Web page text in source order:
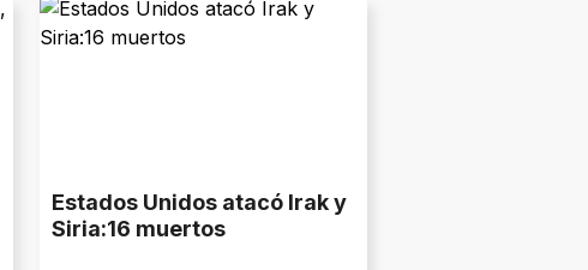
Estados Unidos atacó Irak y
Siria:16 muertos